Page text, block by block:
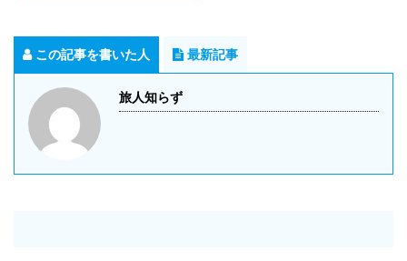
この記事を書いた人 最新記事
旅人知らず